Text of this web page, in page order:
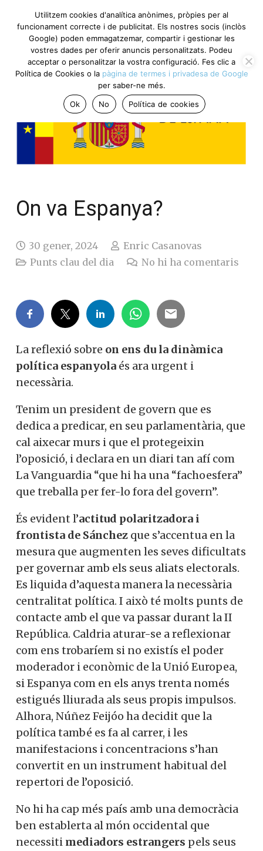
On va Espanya?
30 gener, 2024
Enric Casanovas
Punts clau del dia
No hi ha comentaris
La reflexió sobre on ens du la dinàmica
política espanyola és ara urgent i
necessària.
Tenim un president de govern que es
dedica a predicar, en seu parlamentària, que
cal aixecar murs i que el protegeixin
l’oposició, i declara en un diari tan afí com
La Vanguardia “que hi ha una “fachoesfera”
que treballa per fer-lo fora del govern”.
És evident l’actitud polaritzadora i
frontista de Sánchez que s’accentua en la
mesura que augmenten les seves dificultats
per governar amb els seus aliats electorals.
Es liquida d’aquesta manera la necessària
centralitat política. I això té molts punts de
contacte amb el que va passar durant la II
República. Caldria aturar-se a reflexionar
com ens trobaríem si no existís el poder
moderador i econòmic de la Unió Europea,
si Espanya com en els anys trenta només
estigués lliurada als seus propis impulsos.
Alhora, Núñez Feijóo ha decidit que la
política també es fa al carrer, i les
manifestacions i concentracions s’han
convertit en un instrument habitual del
repertori de l’oposició.
No hi ha cap més país amb una democràcia
ben establerta al món occidental que
necessiti mediadors estrangers pels seus
Utilitzem cookies d'analítica anònimes, pròpies per al
funcionament correcte i de publicitat. Els nostres socis (inclòs
Google) poden emmagatzemar, compartir i gestionar les
vostres dades per oferir anuncis personalitzats. Podeu
acceptar o personalitzar la vostra configuració. Fes clic a
Política de Cookies o la pàgina de termes i privadesa de Google
per saber-ne més.
Ok
No Política de cookies